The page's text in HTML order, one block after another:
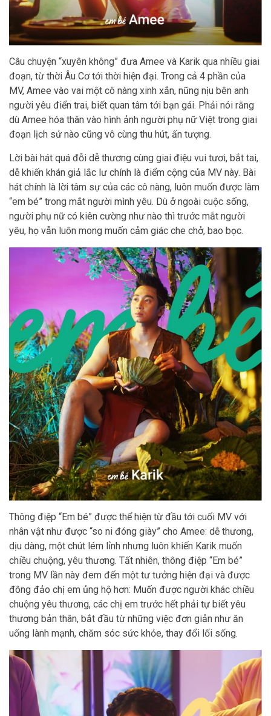
Câu chuyện “xuyên không” đưa Amee và Karik qua nhiều giai
đoạn, từ thời Âu Cơ tới thời hiện đại. Trong cả 4 phần của
MV, Amee vào vai một cô nàng xinh xắn, nũng nịu bên anh
người yêu điển trai, biết quan tâm tới bạn gái. Phải nói rằng
dù Amee hóa thân vào hình ảnh người phụ nữ Việt trong giai
đoạn lịch sử nào cũng vô cùng thu hút, ấn tượng.
Lời bài hát quá đỗi dễ thương cùng giai điệu vui tươi, bắt tai,
dễ khiến khán giả lắc lư chính là điểm cộng của MV này. Bài
hát chính là lời tâm sự của các cô nàng, luôn muốn được làm
“em bé” trong mắt người mình yêu. Dù ở ngoài cuộc sống,
người phụ nữ có kiên cường như nào thì trước mắt người
yêu, họ vẫn luôn mong muốn cảm giác che chở, bao bọc.
Thông điệp “Em bé” được thể hiện từ đầu tới cuối MV với
nhân vật như được “so ni đóng giày” cho Amee: dễ thương,
dịu dàng, một chút lém lỉnh nhưng luôn khiến Karik muốn
chiều chuộng, yêu thương. Tất nhiên, thông điệp “Em bé”
trong MV lần này đem đến một tư tưởng hiện đại và được
đông đảo chị em ủng hộ hơn: Muốn được người khác chiều
chuộng yêu thương, các chị em trước hết phải tự biết yêu
thương bản thân, bắt đầu từ những việc đơn giản như ăn
uống lành mạnh, chăm sóc sức khỏe, thay đổi lối sống.